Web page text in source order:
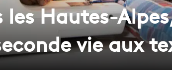
les Hautes-
vie aux